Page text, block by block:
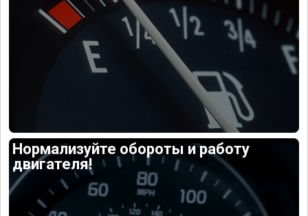
Нормализуйте обороты и работу
двигателя!